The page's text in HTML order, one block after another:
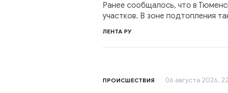
Ранее сообщалось, что в
участков. В зоне подтопления
ЛЕНТА РУ
ПРОИСШЕСТВИЯ 06 августа 2026,